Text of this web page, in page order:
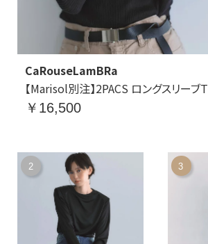
CaRouseLamBRa
【Marisol別注】2PACS ロングスリーブT
￥16,500